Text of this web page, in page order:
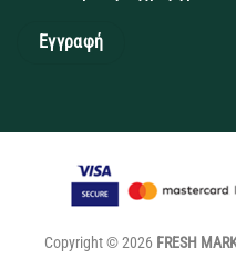
Copyright © 2026 FRESH